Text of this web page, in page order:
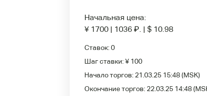
Начальная цена:
¥ 1700 | 1036 ₽. | $ 10.98
Ставок:0
Шаг ставки:¥ 100
Начало торгов: 21.03.25 15:48(MSK)
Окончание торгов: 22.03.25 14:48